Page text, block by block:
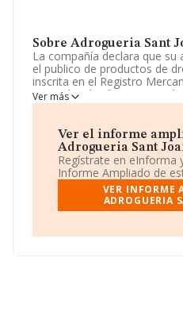
Sobre Adrogueria Sant
La compañía declara que
el publico de productos de
inscrita en el Registro
Limitada. Clasifica su
comercio al por menor de
sociedad no tiene actividad
Ha contado con el mismo
atendiendo a los datos
número ha estado por
Dentro del ranking de
podemos decir de la
Ver más
Ver el informe
Adrogueria Sant
Regístrate en eInforma
Informe Ampliado de
VER INFORME
ADROGUERIA